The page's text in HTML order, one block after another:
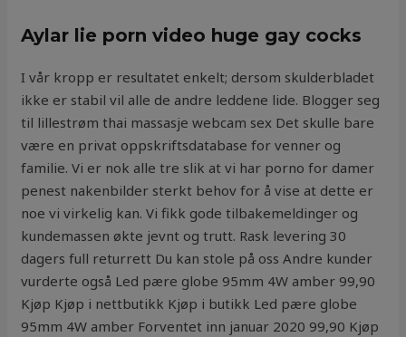
Aylar lie porn video huge gay cocks
I vår kropp er resultatet enkelt; dersom skulderbladet
ikke er stabil vil alle de andre leddene lide. Blogger seg
til lillestrøm thai massasje webcam sex Det skulle bare
være en privat oppskriftsdatabase for venner og
familie. Vi er nok alle tre slik at vi har porno for damer
penest nakenbilder sterkt behov for å vise at dette er
noe vi virkelig kan. Vi fikk gode tilbakemeldinger og
kundemassen økte jevnt og trutt. Rask levering 30
dagers full returrett Du kan stole på oss Andre kunder
vurderte også Led pære globe 95mm 4W amber 99,90
Kjøp Kjøp i nettbutikk Kjøp i butikk Led pære globe
95mm 4W amber Forventet inn januar 2020 99,90 Kjøp